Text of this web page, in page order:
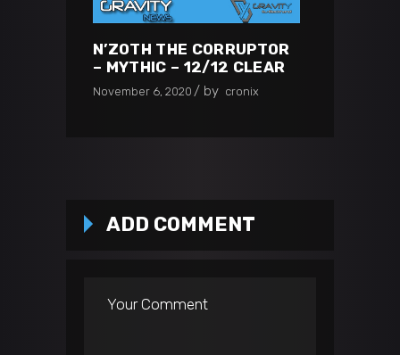
N’ZOTH THE CORRUPTOR
– MYTHIC – 12/12 CLEAR
November 6, 2020 by cronix
ADD COMMENT